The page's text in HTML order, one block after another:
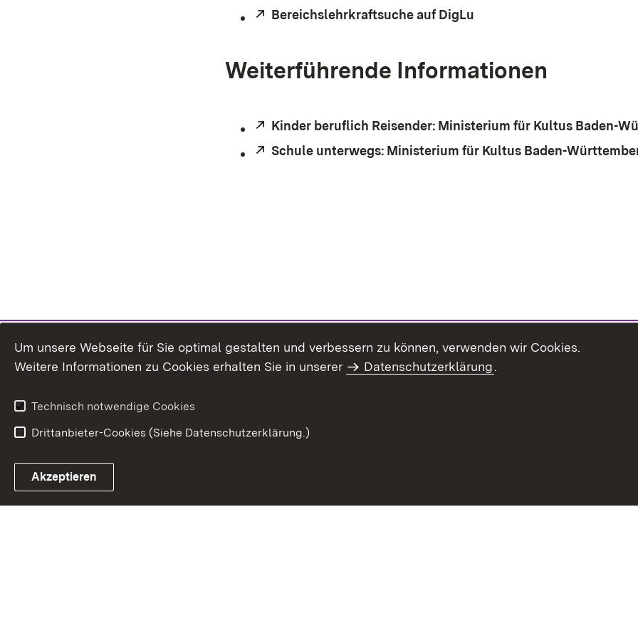
Extern:
Bereichslehrkraftsuche auf DigLu
Weiterführende Informationen
Extern:
Kinder beruflich Reisender: Ministerium für Kultus Baden-
Extern:
Schule unterwegs: Ministerium für Kultus Baden-
Um unsere Webseite für Sie optimal gestalten und verbessern zu können, verwenden wir Cookies.
Weitere Informationen zu Cookies erhalten Sie in unserer
Datenschutzerklärung.
Technisch notwendige Cookies
Drittanbieter-Cookies (Siehe Datenschutzerklärung.)
Akzeptieren